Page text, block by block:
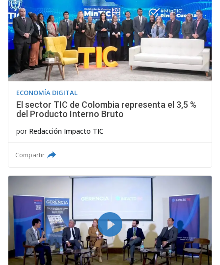
ECONOMÍA DIGITAL
El sector TIC de Colombia representa el 3,5 %
del Producto Interno Bruto
por Redacción Impacto TIC
Compartir